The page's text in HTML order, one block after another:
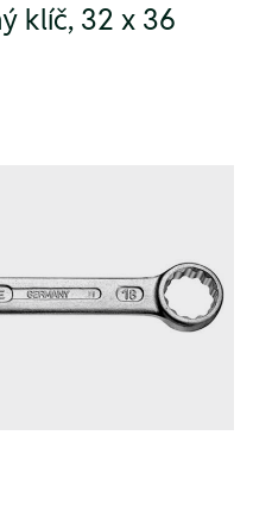
klíč, 32 x 36